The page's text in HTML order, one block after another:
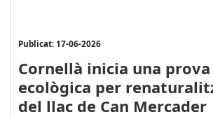
Publicat: 17-06-2026
Cornellà inicia una
ecològica per
del llac de Can Mercader